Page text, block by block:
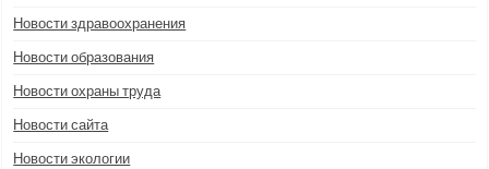
Новости здравоохранения
Новости образования
Новости охраны труда
Новости сайта
Новости экологии